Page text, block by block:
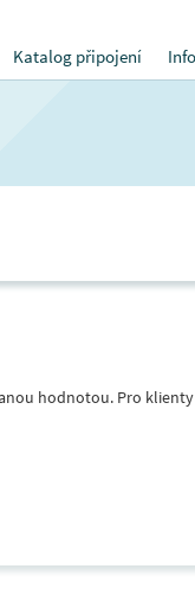
Katalog připojení
hodnotou. Pro